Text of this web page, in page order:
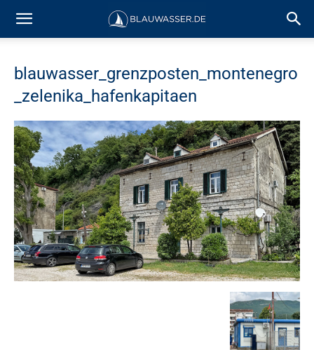
blauwasser_grenzposten_montenegro
_zelenika_hafenkapitaen